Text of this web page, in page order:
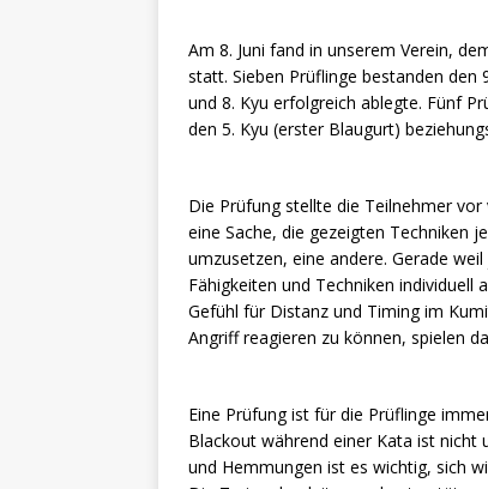
Am 8. Juni fand in unserem Verein,
statt. Sieben Prüflinge bestanden den
und 8. Kyu erfolgreich ablegte. Fünf
den 5. Kyu (erster Blaugurt)
Die Prüfung stellte die Teilnehmer
eine Sache, die gezeigten Techniken
umzusetzen, eine andere. Gerade
Fähigkeiten und Techniken individuell
Gefühl für Distanz und Timing im
Angriff reagieren zu können, spielen
Eine Prüfung ist für die Prüflinge
Blackout während einer Kata ist nicht
und Hemmungen ist es wichtig, sich